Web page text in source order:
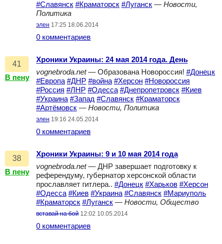
#Славянск #Краматорск #Луганск — Новости,
Политика
элен 17:25 18.06.2014
0 комментариев
41
В пену
Хроники Украины: 24 мая 2014 года. День
vognebroda.net— Образована Новороссия! #Донецк
#Европа #ДНР #война #Херсон #Новороссия
#Россия #ЛНР #Одесса #Днепропетровск #Киев
#Украина #Запад #Славянск #Краматорск
#Артёмовск — Новости, Политика
элен 19:16 24.05.2014
0 комментариев
38
В пену
Хроники Украины: 9 и 10 мая 2014 года
vognebroda.net— ДНР завершает подготовку к
референдуму, губернатор херсонской области
прославляет гитлера.. #Донецк #Харьков #Херсон
#Одесса #Киев #Украина #Славянск #Мариуполь
#Краматорск #Луганск — Новости, Общество
вставай на бой 12:02 10.05.2014
0 комментариев